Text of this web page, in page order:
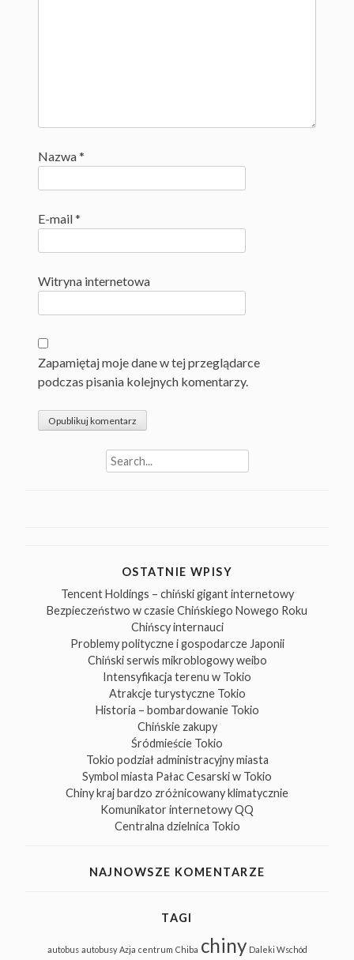
Nazwa*
E-mail*
Witryna internetowa
Zapamiętaj moje dane w tej przeglądarce
podczas pisania kolejnych komentarzy.
Search
for:
OSTATNIE WPISY
Tencent Holdings – chiński gigant internetowy
Bezpieczeństwo w czasie Chińskiego Nowego Roku
Chińscy internauci
Problemy polityczne i gospodarcze Japonii
Chiński serwis mikroblogowy weibo
Intensyfikacja terenu w Tokio
Atrakcje turystyczne Tokio
Historia – bombardowanie Tokio
Chińskie zakupy
Śródmieście Tokio
Tokio podział administracyjny miasta
Symbol miasta Pałac Cesarski w Tokio
Chiny kraj bardzo zróżnicowany klimatycznie
Komunikator internetowy QQ
Centralna dzielnica Tokio
NAJNOWSZE KOMENTARZE
TAGI
autobus autobusy Azja centrum Chiba chiny Daleki Wschód